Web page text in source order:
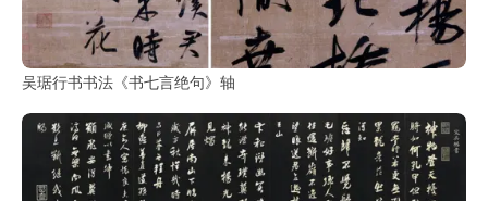
吴琚行书书法《书七言绝句》轴
器
漆
琅